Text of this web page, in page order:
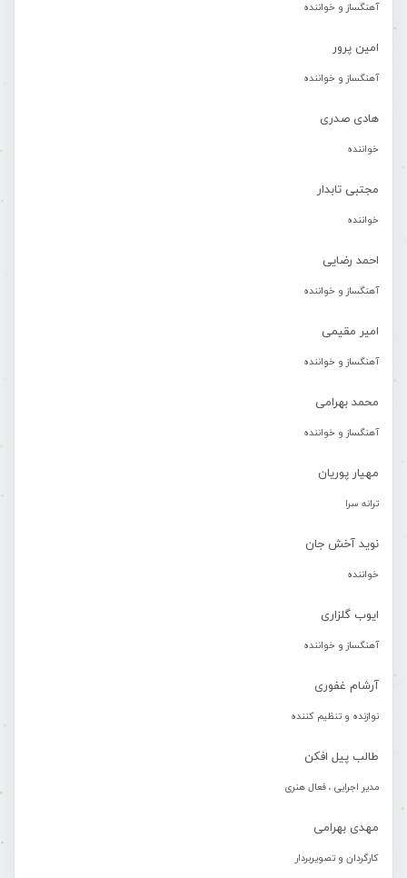
آهنگساز و خواننده
امین پرور
آهنگساز و خواننده
هادی صدری
خواننده
مجتبی تابدار
خواننده
احمد رضایی
آهنگساز و خواننده
امیر مقیمی
آهنگساز و خواننده
محمد بهرامی
آهنگساز و خواننده
مهیار پوریان
ترانه سرا
نوید آخش جان
خواننده
ایوب گلزاری
آهنگساز و خواننده
آرشام غفوری
نوازنده و تنظیم کننده
طالب پیل افکن
مدیر اجرایی ، فعال هنری
مهدی بهرامی
کارگردان و تصویربردار